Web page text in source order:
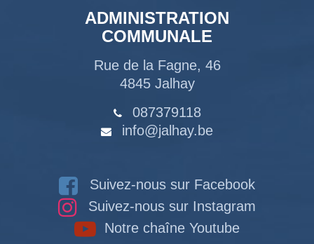
ADMINISTRATION
COMMUNALE
Rue de la Fagne, 46
4845 Jalhay
087379118
info@jalhay.be
Suivez-nous sur Facebook
Suivez-nous sur Instagram
Notre chaîne Youtube